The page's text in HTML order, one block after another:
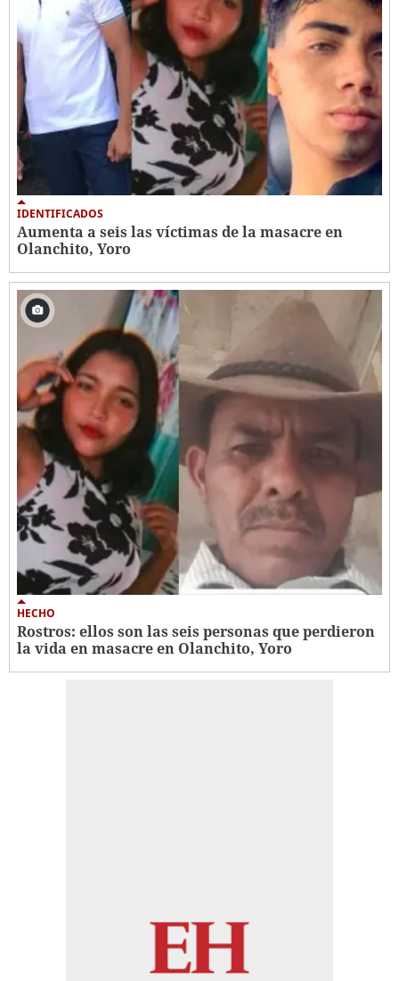
IDENTIFICADOS
Aumenta a seis las víctimas de la masacre en
Olanchito, Yoro
HECHO
Rostros: ellos son las seis personas que perdieron
la vida en masacre en Olanchito, Yoro